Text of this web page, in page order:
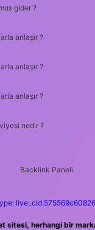
gider ?
anlaşır ?
anlaşır ?
anlaşır ?
nedir ?
sitesi, herhangi bir